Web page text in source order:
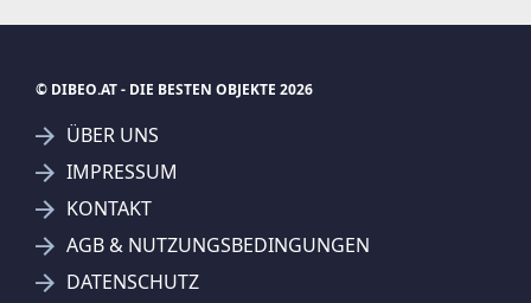
© DIBEO.AT - DIE BESTEN OBJEKTE 2026
ÜBER UNS
IMPRESSUM
KONTAKT
AGB & NUTZUNGSBEDINGUNGEN
DATENSCHUTZ